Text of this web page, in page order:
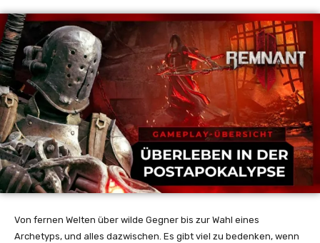
Von fernen Welten über wilde Gegner bis zur Wahl eines
Archetyps, und alles dazwischen. Es gibt viel zu bedenken, wenn